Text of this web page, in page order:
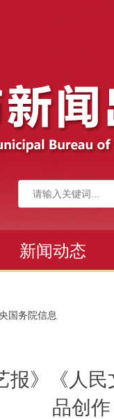
新闻动态
国务院信息
报》《人
品创